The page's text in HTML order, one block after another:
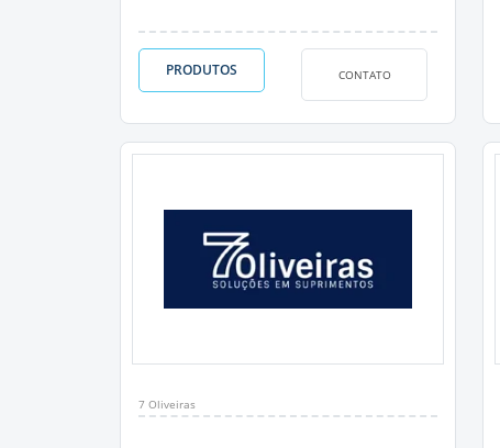
PRODUTOS CONTATO
7 Oliveiras